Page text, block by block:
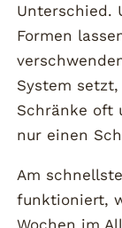
Unterschied.
Formen
System
Schränke oft
nur einen
Am
funktioniert,